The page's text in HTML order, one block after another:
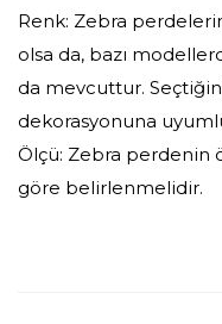
Renk: Zebra
olsa da, bazı
da mevcuttur.
dekorasyonuna
Ölçü: Zebra perdenin
göre belirlenmelidir.